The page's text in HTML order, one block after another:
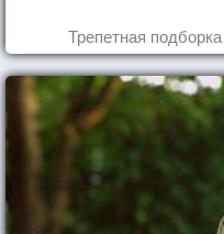
Трепетная